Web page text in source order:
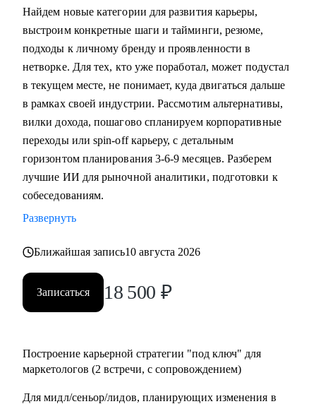
Найдем новые категории для развития карьеры,
выстроим конкретные шаги и тайминги, резюме,
подходы к личному бренду и проявленности в
нетворке. Для тех, кто уже поработал, может подустал
в текущем месте, не понимает, куда двигаться дальше
в рамках своей индустрии. Рассмотим альтернативы,
вилки дохода, пошагово спланируем корпоративные
переходы или spin-off карьеру, с детальным
горизонтом планирования 3-6-9 месяцев. Разберем
лучшие ИИ для рыночной аналитики, подготовки к
собеседованиям.
Развернуть
Ближайшая запись10 августа 2026
Записаться 18 500 ₽
Построение карьерной стратегии "под ключ" для
маркетологов (2 встречи, с сопровождением)
Для мидл/сеньор/лидов, планирующих изменения в